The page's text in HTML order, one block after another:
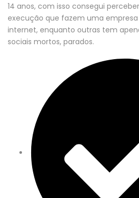
14 anos, com isso consegui
execução que fazem uma
internet, enquanto outras tem
sociais mortos, parados.